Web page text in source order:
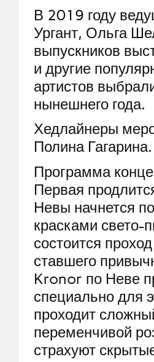
В 2019 году
Ургант, Ольга
выпускников
и другие
артистов
нынешнего года.
Хедлайнеры
Полина Гагарина.
Программа
Первая
Невы начнется
красками свето-
состоится
ставшего
Kronor по Неве
специально для
проходит
переменчивой
страхуют